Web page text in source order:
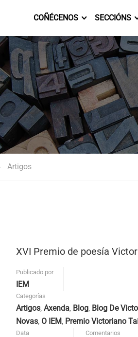
COÑÉCENOS SECCIÓNS
Artigos
XVI Premio de poesía
Publicado por
IEM
Categorías
Artigos, Axenda, Blog, Blog De
Novas, O IEM, Premio Victoriano
Data Comentarios